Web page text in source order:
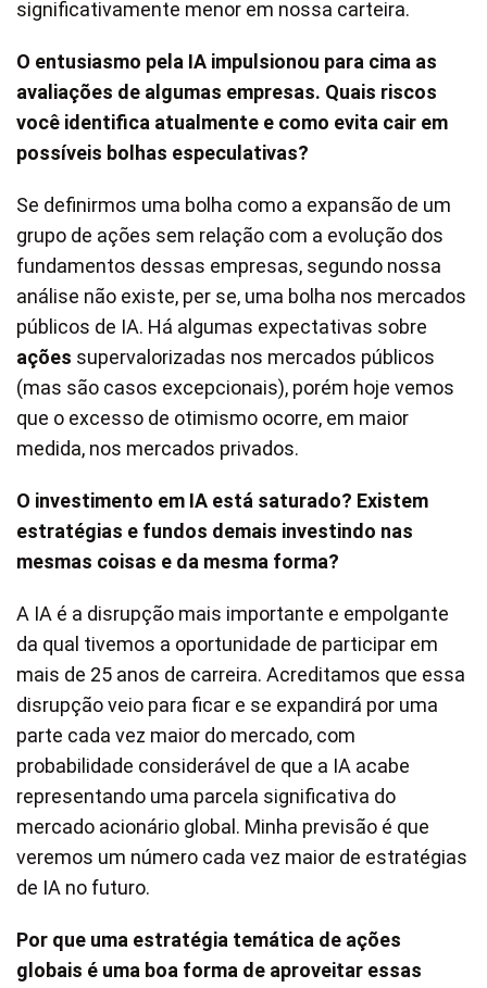
significativamente menor em nossa carteira.
O entusiasmo pela IA impulsionou para cima as
avaliações de algumas empresas. Quais riscos
você identifica atualmente e como evita cair em
possíveis bolhas especulativas?
Se definirmos uma bolha como a expansão de um
grupo de ações sem relação com a evolução dos
fundamentos dessas empresas, segundo nossa
análise não existe, per se, uma bolha nos mercados
públicos de IA. Há algumas expectativas sobre
ações supervalorizadas nos mercados públicos
(mas são casos excepcionais), porém hoje vemos
que o excesso de otimismo ocorre, em maior
medida, nos mercados privados.
O investimento em IA está saturado? Existem
estratégias e fundos demais investindo nas
mesmas coisas e da mesma forma?
A IA é a disrupção mais importante e empolgante
da qual tivemos a oportunidade de participar em
mais de 25 anos de carreira. Acreditamos que essa
disrupção veio para ficar e se expandirá por uma
parte cada vez maior do mercado, com
probabilidade considerável de que a IA acabe
representando uma parcela significativa do
mercado acionário global. Minha previsão é que
veremos um número cada vez maior de estratégias
de IA no futuro.
Por que uma estratégia temática de ações
globais é uma boa forma de aproveitar essas